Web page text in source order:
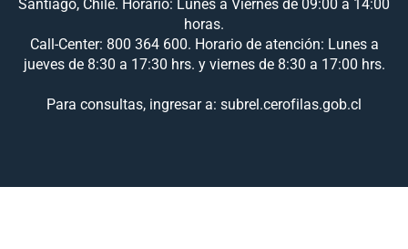
horas.
Call-Center: 800 364 600. Horario de atención: Lunes a
jueves de 8:30 a 17:30 hrs. y viernes de 8:30 a 17:00 hrs.
Para consultas, ingresar a: subrel.cerofilas.gob.cl